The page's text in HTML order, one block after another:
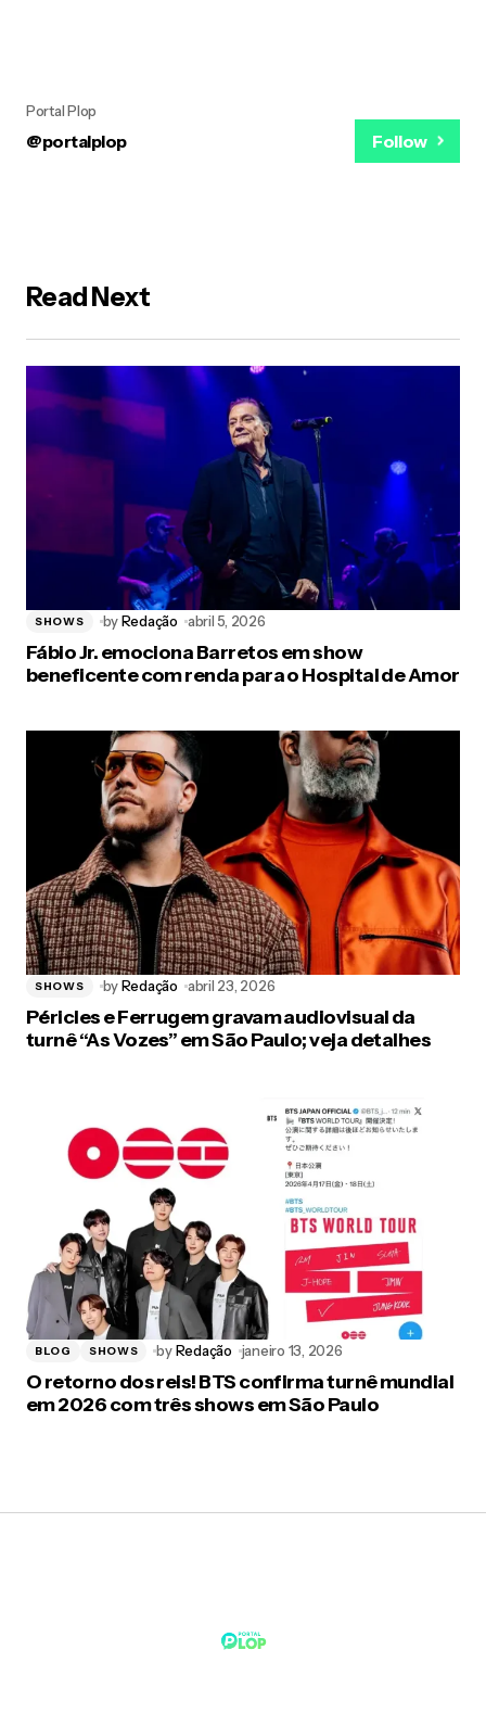
Portal Plop
@portalplop Follow
Read Next
SHOWS byRedação abril 5, 2026
Fábio Jr. emociona Barretos em show
beneficente com renda para o Hospital de Amor
SHOWS byRedação abril 23, 2026
Péricles e Ferrugem gravam audiovisual da
turnê “As Vozes” em São Paulo; veja detalhes
BLOG SHOWS by Redação janeiro 13, 2026
O retorno dos reis! BTS confirma turnê mundial
em 2026 com três shows em São Paulo